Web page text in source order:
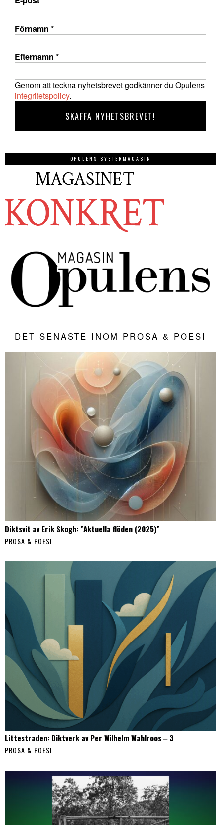
Förnamn *
Efternamn *
Genom att teckna nyhetsbrevet godkänner du Opulens
integritetspolicy.
OPULENS SYSTERMAGASIN
DET SENASTE INOM PROSA & POESI
Diktsvit av Erik Skogh: ”Aktuella flöden (2025)”
PROSA & POESI
Littestraden: Diktverk av Per Wilhelm Wahlroos ‒ 3
PROSA & POESI